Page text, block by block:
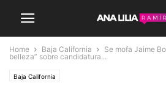
Home Baja California
Se mofa Jaime
belleza” sobre candidatura...
Baja California